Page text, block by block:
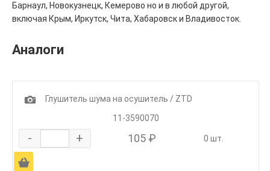
Барнаул, Новокузнецк, Кемерово но и в любой другой,
включая Крым, Иркутск, Чита, Хабаровск и Владивосток.
Аналоги
1
Глушитель шума на осушитель / ZTD
11-3590070
- + 105 ₽ 0 шт.
Ä